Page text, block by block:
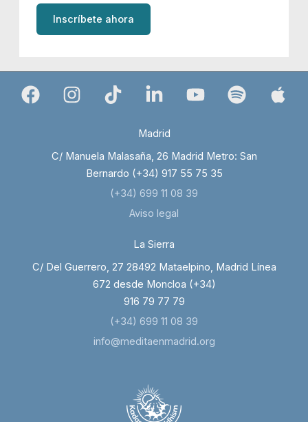
Inscríbete ahora
Madrid
C/ Manuela Malasaña, 26 Madrid Metro: San
Bernardo (+34) 917 55 75 35
(+34) 699 11 08 39
Aviso legal
La Sierra
C/ Del Guerrero, 27 28492 Mataelpino, Madrid Línea
672 desde Moncloa (+34)
916 79 77 79
(+34) 699 11 08 39
info@meditaenmadrid.org